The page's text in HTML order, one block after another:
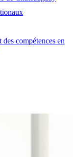
des compétences en